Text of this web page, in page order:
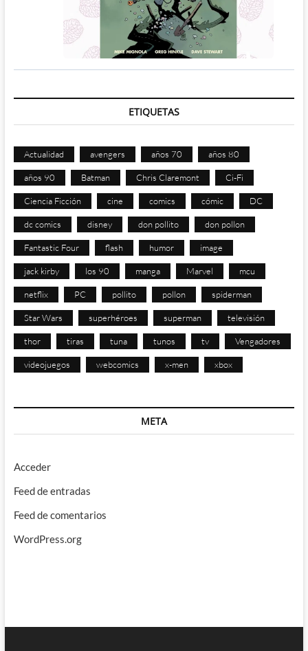
ETIQUETAS
Actualidad avengers años 70 años 80
años 90 Batman Chris Claremont Ci-Fi
Ciencia Ficción cine comics cómic DC
dc comics disney don pollito don pollon
Fantastic Four flash humor image
jack kirby los 90 manga Marvel mcu
netflix PC pollito pollon spiderman
Star Wars superhéroes superman televisión
thor tiras tuna tunos tv Vengadores
videojuegos webcomics x-men xbox
META
Acceder
Feed de entradas
Feed de comentarios
WordPress.org